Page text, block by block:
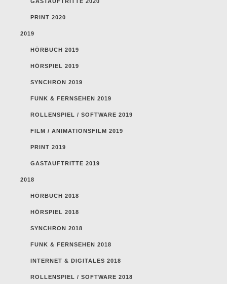
PRINT 2020
2019
HÖRBUCH 2019
HÖRSPIEL 2019
SYNCHRON 2019
FUNK & FERNSEHEN 2019
ROLLENSPIEL / SOFTWARE 2019
FILM / ANIMATIONSFILM 2019
PRINT 2019
GASTAUFTRITTE 2019
2018
HÖRBUCH 2018
HÖRSPIEL 2018
SYNCHRON 2018
FUNK & FERNSEHEN 2018
INTERNET & DIGITALES 2018
ROLLENSPIEL / SOFTWARE 2018